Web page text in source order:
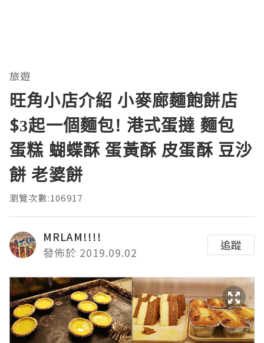
旅遊
旺角小店介紹 小麥廊麵飽餅店
$3起一個麵包! 港式蛋撻 麵包
蛋糕 蝴蝶酥 蛋黃酥 皮蛋酥 豆沙
餅 老婆餅
瀏覽次數:106917
MRLAM!!!!
發佈於 2019.09.02
追蹤